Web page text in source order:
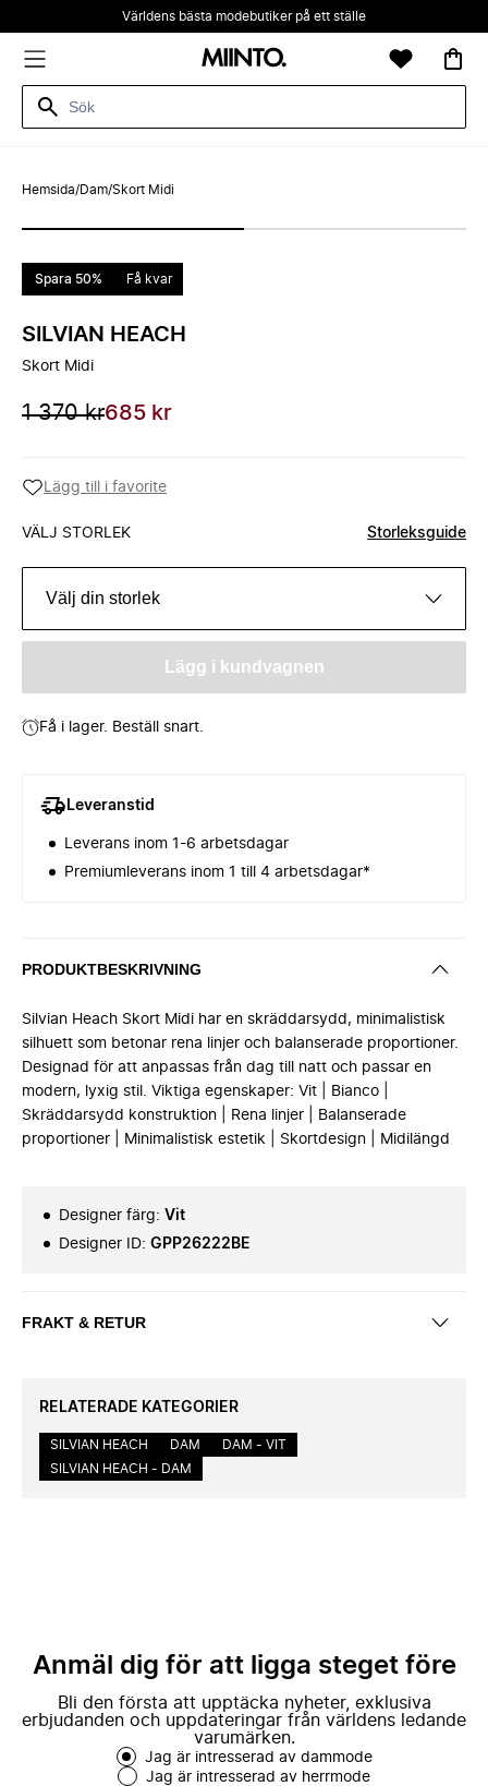
Världens bästa modebutiker på ett ställe
Hemsida/Dam/Skort Midi
Spara 50% Få kvar
SILVIAN HEACH
Skort Midi
1 370 kr685 kr
Lägg till i favorite
VÄLJ STORLEK Storleksguide
Välj din storlek
Lägg i kundvagnen
Få i lager. Beställ snart.
Leveranstid
Leverans inom 1-6 arbetsdagar
Premiumleverans inom 1 till 4 arbetsdagar*
PRODUKTBESKRIVNING
Silvian Heach Skort Midi har en skräddarsydd, minimalistisk
silhuett som betonar rena linjer och balanserade proportioner.
Designad för att anpassas från dag till natt och passar en
modern, lyxig stil. Viktiga egenskaper: Vit | Bianco |
Skräddarsydd konstruktion | Rena linjer | Balanserade
proportioner | Minimalistisk estetik | Skortdesign | Midilängd
Designer färg: Vit
Designer ID: GPP26222BE
FRAKT & RETUR
RELATERADE KATEGORIER
SILVIAN HEACH DAM
DAM - VIT
SILVIAN HEACH - DAM
Anmäl dig för att ligga steget före
Bli den första att upptäcka nyheter, exklusiva
erbjudanden och uppdateringar från världens ledande
varumärken.
Jag är intresserad av dammode
Jag är intresserad av herrmode